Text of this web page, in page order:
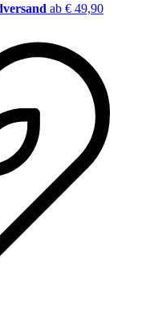
ab € 49,90